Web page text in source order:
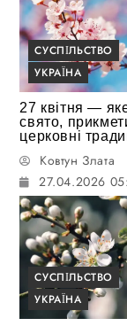
СУСПІЛЬСТВО
УКРАЇНА
27 квітня —
свято,
церковні
Ковтун Злата
27.04.2026
СУСПІЛЬСТВО
УКРАЇНА